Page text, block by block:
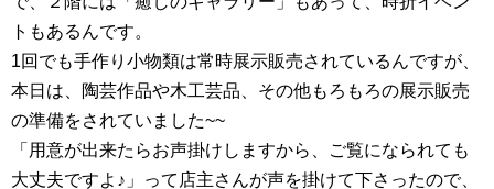
トもあるんです。
1回でも手作り小物類は常時展示販売されているんですが、
本日は、陶芸作品や木工芸品、その他もろもろの展示販売
の準備をされていました~~
「用意が出来たらお声掛けしますから、ご覧になられても
大丈夫ですよ♪」って店主さんが声を掛けて下さったので、